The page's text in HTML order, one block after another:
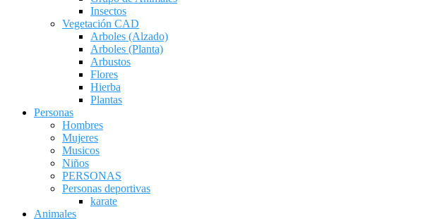
Insectos
Vegetación CAD
Arboles (Alzado)
Arboles (Planta)
Arbustos
Flores
Hierba
Plantas
Personas
Hombres
Mujeres
Musicos
Niños
PERSONAS
Personas deportivas
karate
Animales